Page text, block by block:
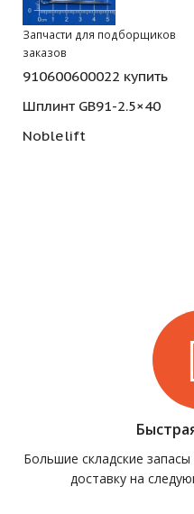
Запчасти для подборщиков
заказов
910600600022 купить
Шплинт GB91-2.5×40
Noblelift
Большие складские
доставку на